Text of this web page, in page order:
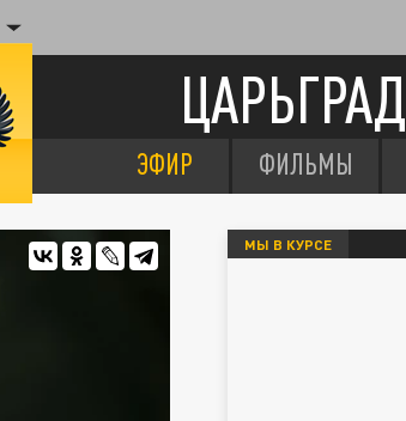
ЦАРЬГРАД
ЭФИР ФИЛЬМЫ
МЫ В КУРСЕ